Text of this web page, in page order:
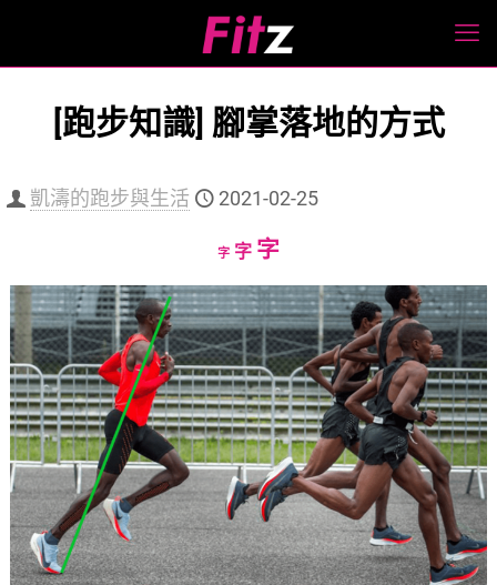
[跑步知識] 腳掌落地的方式
凱濤的跑步與生活 2021-02-25
字Decrease
size.
字Reset
size.
字Increase
size.